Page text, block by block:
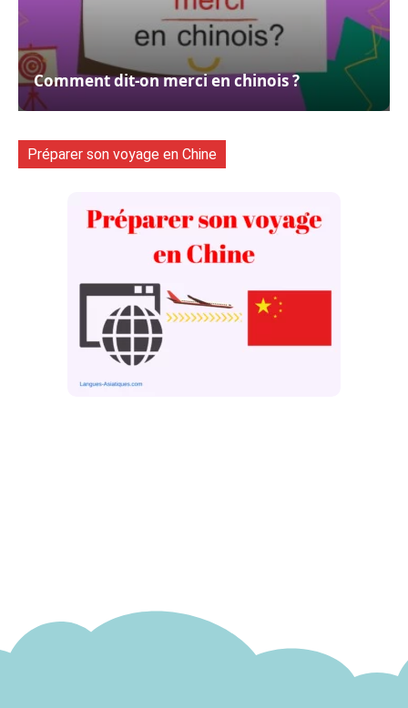
Comment dit-on merci en chinois ?
Préparer son voyage en Chine